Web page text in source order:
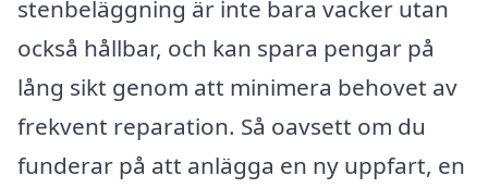
stenbeläggning är inte bara vacker utan
också hållbar, och kan spara pengar på
lång sikt genom att minimera behovet av
frekvent reparation. Så oavsett om du
funderar på att anlägga en ny uppfart, en